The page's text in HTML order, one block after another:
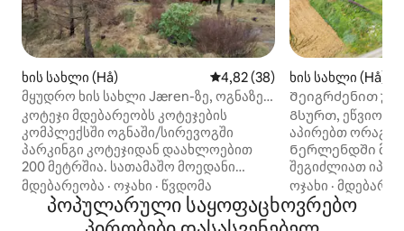
ხის სახლი (Hå) საშუალო შეფასებაა 5‑დან
4,82 (38)
მყუდრო ხის სახლი Jæren-ზე, ოგნაზე,
წყლისა და ზღვის მახლობლად
კოტეჯი მდებარეობს კოტეჯების
კომპლექსში ოგნაში/სირევოგში
პარკინგი კოტეჯიდან დაახლოებით
200 მეტრშია. სათამაშო მოედანი
საქანელით, ბატუტით, ქვიშის ყუთით/
სათამაშოებით ++ საცურაო ადგილი 6
წუთის სავალზეა მარკირებული
მდებარეობა · ოჯახი · წვდომა
ხის სახლი (Hå)
Შეიგრძენით
სახლში,
Გსურთ, ეწვიოთ
აპირებთ
Ნერლენდში
შეგიძლიათ
დააკვირდეთ
ცხოვრებას,
ბაღში მწვადი. Ხის სახლის რამდენიმე
ოჯახი ·
პოპულარული საყოფაცხოვრებო